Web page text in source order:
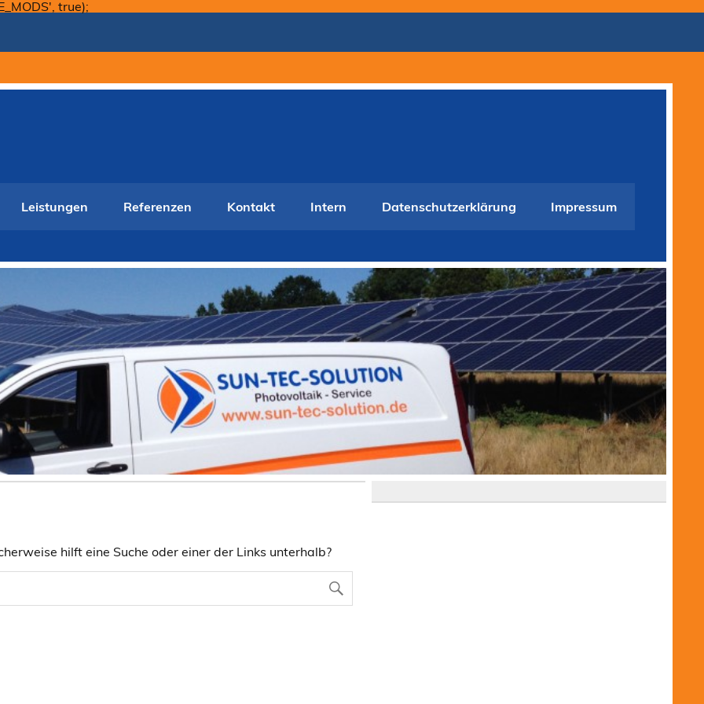
true);
Leistungen Referenzen Kontakt Intern Datenschutzerklärung Impressum
hilft eine Suche oder einer der Links unterhalb?